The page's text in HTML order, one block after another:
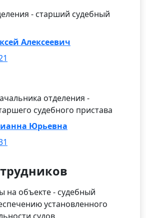
- старший судебный
Алексеевич
отделения -
судебного пристава
Юрьевна
на объекте - судебный
установленного